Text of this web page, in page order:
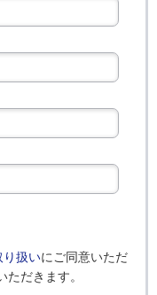
り扱いにご同意いただ
だきます。